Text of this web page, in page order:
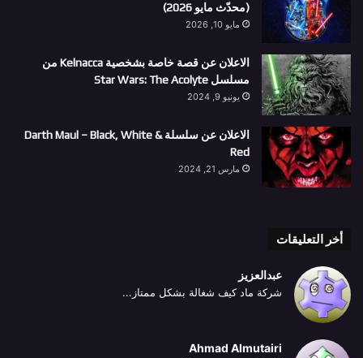
(محدّث مايو 2026)
مايو 10, 2026
الاعلان عن قصة خاصة بشخصية Kelnacca من
مسلسل Star Wars: The Acolyte
يونيو 9, 2024
الاعلان عن سلسلة Darth Maul – Black, White &
Red
مارس 21, 2024
أخر التعليقات
عبدالعزيز
شركة ماد كيف شغالة بشكل ممتاز...
Ahmad Almutairi